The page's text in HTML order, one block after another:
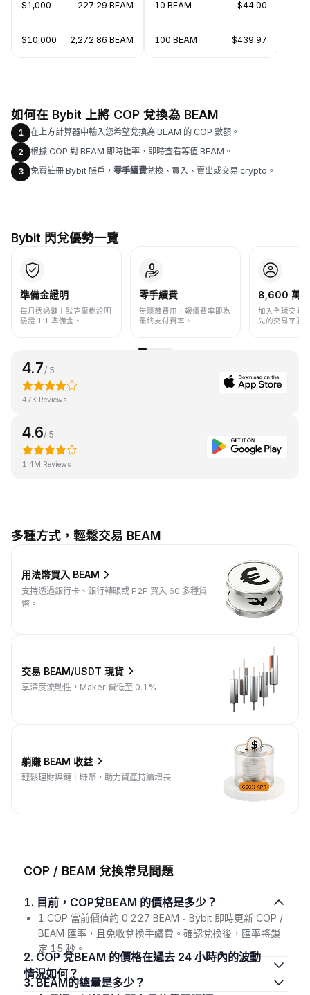
$1,000 227.29 BEAM
$10,000 2,272.86 BEAM
10 BEAM $44.00
100 BEAM $439.97
如何在 Bybit 上將 COP 兌換為 BEAM
1
在上方計算器中輸入您希望兌換為 BEAM 的 COP 數額。
2
根據 COP 對 BEAM 即時匯率，即時查看等值 BEAM。
3
免費註冊 Bybit 賬戶， 零手續費兌換、買入、賣出或交易 crypto。
Bybit 閃兌優勢一覽
準備金證明
每月透過鏈上默克爾樹證明
驗證 1:1 準備金。
零手續費
無隱藏費用，報價費率即為
最終支付費率。
8,600 萬+
加入全球交易
先的交易平臺
4.7 / 5
47K Reviews
4.6/ 5
1.4M Reviews
多種方式，輕鬆交易 BEAM
用法幣買入 BEAM
支持透過銀行卡、銀行轉賬或 P2P 買入 60 多種貨
幣。
交易 BEAM/USDT 現貨
享深度流動性，Maker 費低至 0.1%
躺賺 BEAM 收益
輕鬆理財與鏈上賺幣，助力資產持續增長。
COP / BEAM 兌換常見問題
1. 目前，COP兌BEAM 的價格是多少？
1 COP 當前價值約 0.227 BEAM。Bybit 即時更新 COP /
BEAM 匯率，且免收兌換手續費。確認兌換後，匯率將鎖
定 15 秒。
2. COP 兌BEAM 的價格在過去 24 小時內的波動
情況如何？
3. BEAM的總量是多少？